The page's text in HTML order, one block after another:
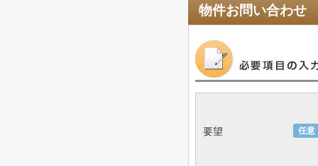
物件お問い合わせ
任意
要望